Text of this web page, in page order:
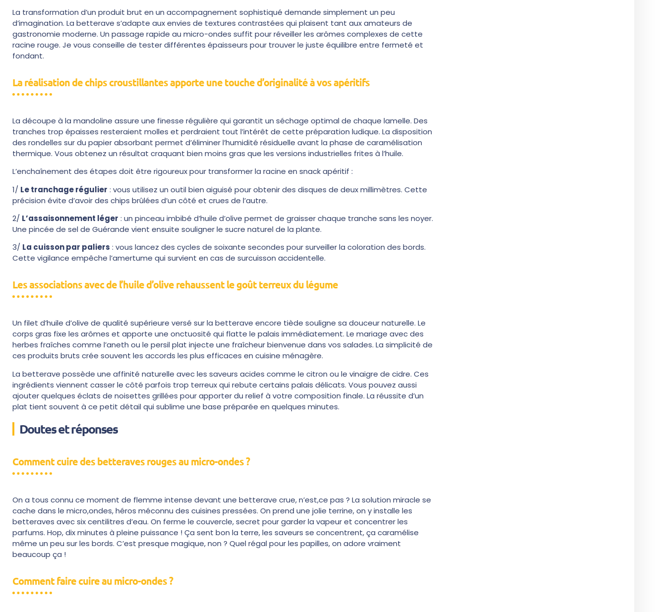
La transformation d’un produit brut en un accompagnement sophistiqué demande simplement un peu
d’imagination. La betterave s’adapte aux envies de textures contrastées qui plaisent tant aux amateurs de
gastronomie moderne. Un passage rapide au micro-ondes suffit pour réveiller les arômes complexes de cette
racine rouge. Je vous conseille de tester différentes épaisseurs pour trouver le juste équilibre entre fermeté et
fondant.
La réalisation de chips croustillantes apporte une touche d’originalité à vos apéritifs
La découpe à la mandoline assure une finesse régulière qui garantit un séchage optimal de chaque lamelle. Des
tranches trop épaisses resteraient molles et perdraient tout l’intérêt de cette préparation ludique. La disposition
des rondelles sur du papier absorbant permet d’éliminer l’humidité résiduelle avant la phase de caramélisation
thermique. Vous obtenez un résultat craquant bien moins gras que les versions industrielles frites à l’huile.
L’enchaînement des étapes doit être rigoureux pour transformer la racine en snack apéritif :
1/ Le tranchage régulier : vous utilisez un outil bien aiguisé pour obtenir des disques de deux millimètres. Cette
précision évite d’avoir des chips brûlées d’un côté et crues de l’autre.
2/ L’assaisonnement léger : un pinceau imbibé d’huile d’olive permet de graisser chaque tranche sans les noyer.
Une pincée de sel de Guérande vient ensuite souligner le sucre naturel de la plante.
3/ La cuisson par paliers : vous lancez des cycles de soixante secondes pour surveiller la coloration des bords.
Cette vigilance empêche l’amertume qui survient en cas de surcuisson accidentelle.
Les associations avec de l’huile d’olive rehaussent le goût terreux du légume
Un filet d’huile d’olive de qualité supérieure versé sur la betterave encore tiède souligne sa douceur naturelle. Le
corps gras fixe les arômes et apporte une onctuosité qui flatte le palais immédiatement. Le mariage avec des
herbes fraîches comme l’aneth ou le persil plat injecte une fraîcheur bienvenue dans vos salades. La simplicité de
ces produits bruts crée souvent les accords les plus efficaces en cuisine ménagère.
La betterave possède une affinité naturelle avec les saveurs acides comme le citron ou le vinaigre de cidre. Ces
ingrédients viennent casser le côté parfois trop terreux qui rebute certains palais délicats. Vous pouvez aussi
ajouter quelques éclats de noisettes grillées pour apporter du relief à votre composition finale. La réussite d’un
plat tient souvent à ce petit détail qui sublime une base préparée en quelques minutes.
Doutes et réponses
Comment cuire des betteraves rouges au micro-ondes ?
On a tous connu ce moment de flemme intense devant une betterave crue, n’est,ce pas ? La solution miracle se
cache dans le micro,ondes, héros méconnu des cuisines pressées. On prend une jolie terrine, on y installe les
betteraves avec six centilitres d’eau. On ferme le couvercle, secret pour garder la vapeur et concentrer les
parfums. Hop, dix minutes à pleine puissance ! Ça sent bon la terre, les saveurs se concentrent, ça caramélise
même un peu sur les bords. C’est presque magique, non ? Quel régal pour les papilles, on adore vraiment
beaucoup ça !
Comment faire cuire au micro-ondes ?